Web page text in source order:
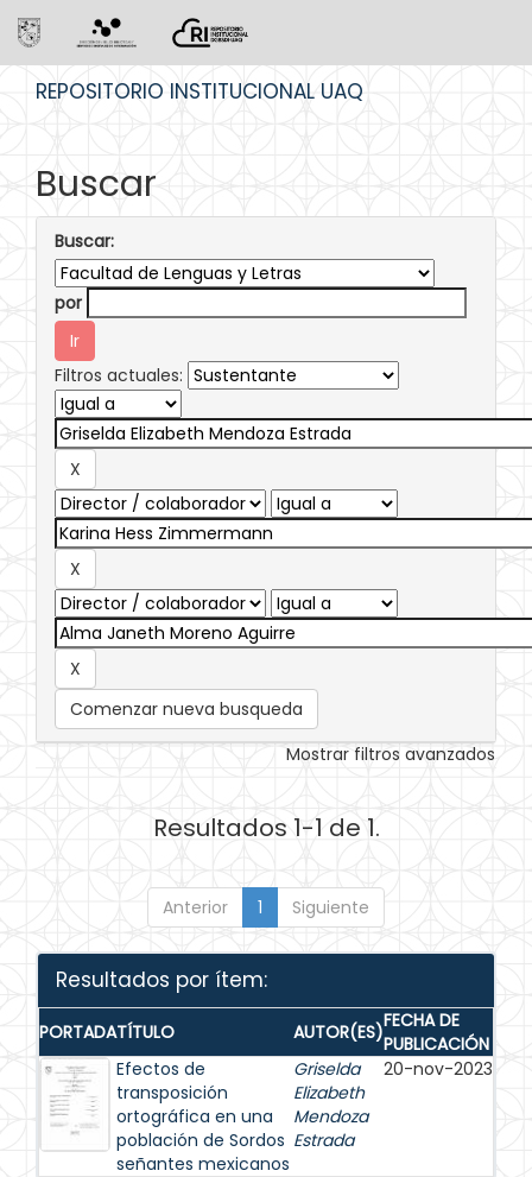
REPOSITORIO INSTITUCIONAL UAQ
Buscar
Buscar:
por
Filtros actuales:
Comenzar nueva busqueda
Mostrar filtros avanzados
Resultados 1-1 de 1.
Anterior 1 Siguiente
Resultados por ítem:
PORTADATÍTULO AUTOR(ES)FECHA DE
PUBLICACIÓN
Efectos de
transposición
ortográfica en una
población de Sordos
señantes mexicanos
Griselda
Elizabeth
Mendoza
Estrada
20-nov-2023